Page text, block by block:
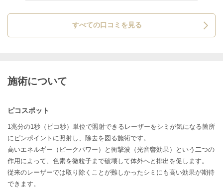
すべての口コミを見る
施術について
ピコスポット
1兆分の1秒（ピコ秒）単位で照射できるレーザーをシミが気になる箇所
にピンポイントに照射し、除去を図る施術です。
高いエネルギー（ピークパワー）と衝撃波（光音響効果）という二つの
作用によって、色素を微粒子まで破壊して体外へと排出を促します。
従来のレーザーでは取り除くことが難しかったシミにも高い効果が期待
できます。